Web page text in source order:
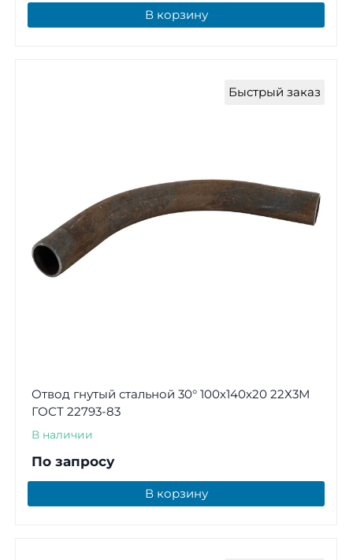
В корзину
Быстрый заказ
Отвод гнутый стальной 30° 100х140х20 22Х3М
ГОСТ 22793-83
В наличии
По запросу
В корзину